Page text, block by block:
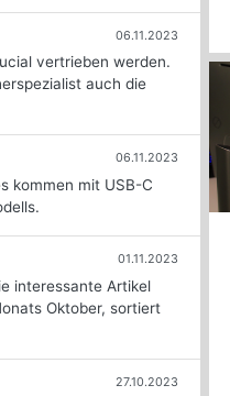
06.11.2023
vertrieben werden.
auch die
06.11.2023
kommen mit USB-C
01.11.2023
interessante Artikel
Oktober, sortiert
27.10.2023